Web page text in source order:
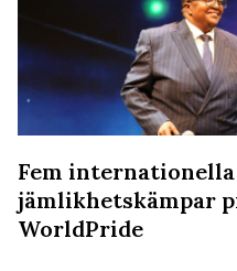
Fem internationella
jämlikhetskämpar
WorldPride